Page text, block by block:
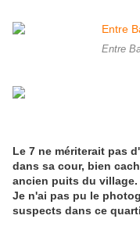
Entre
Le 7 ne mériterait pas
dans sa cour, bien
ancien puits du village.
Je n'ai pas pu le
suspects dans ce